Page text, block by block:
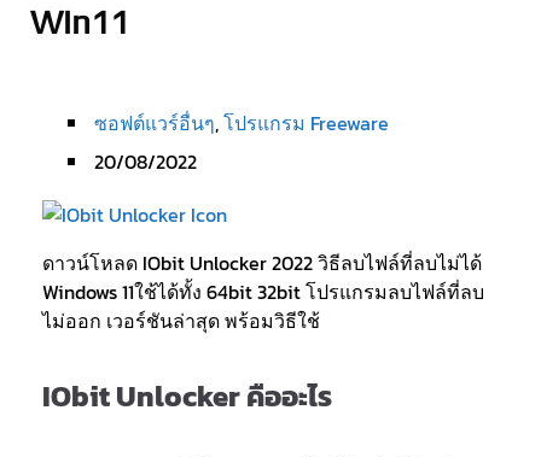
Win11
ซอฟต์แวร์อื่นๆ,โปรแกรม Freeware
20/08/2022
ดาวน์โหลด IObit Unlocker 2022 วิธีลบไฟล์ที่ลบไม่ได้
Windows 11ใช้ได้ทั้ง 64bit 32bit โปรแกรมลบไฟล์ที่ลบ
ไม่ออก เวอร์ชันล่าสุด พร้อมวิธีใช้
IObit Unlocker คืออะไร